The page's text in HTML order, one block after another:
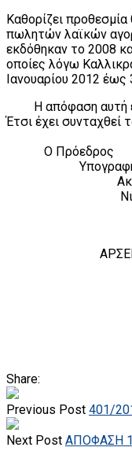
Καθορίζει
πωλητών λαϊκών
εκδόθηκαν το 2008
οποίες λόγω
Ιανουαρίου 2012 έως
Η απόφαση αυτή
Έτσι έχει συνταχθεί
Ο
Share:
Previous Post 401/
Next Post ΑΠΟΦΑΣΗ